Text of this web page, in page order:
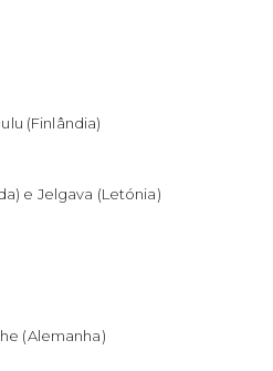
(Finlândia)
e Jelgava (Letónia)
(Alemanha)